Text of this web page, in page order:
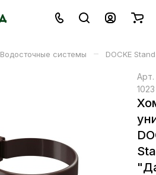
Водосточные системы – DOCKE
Арт.
1023